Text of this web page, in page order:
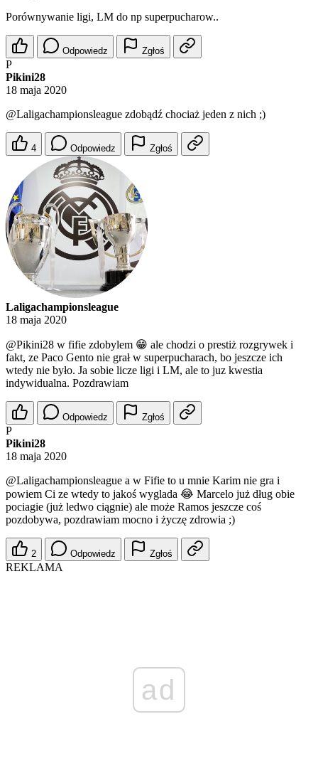
Porównywanie ligi, LM do np superpucharow..
Odpowiedz Zgłoś
P
Pikini28
18 maja 2020
@Laligachampionsleague zdobądź chociaż jeden z nich ;)
4 Odpowiedz Zgłoś
Laligachampionsleague
18 maja 2020
@Pikini28 w fifie zdobylem 😁 ale chodzi o prestiż rozgrywek i
fakt, ze Paco Gento nie grał w superpucharach, bo jeszcze ich
wtedy nie było. Ja sobie licze ligi i LM, ale to juz kwestia
indywidualna. Pozdrawiam
Odpowiedz Zgłoś
P
Pikini28
18 maja 2020
@Laligachampionsleague a w Fifie to u mnie Karim nie gra i
powiem Ci ze wtedy to jakoś wyglada 😂 Marcelo już dług obie
pociagie (już ledwo ciągnie) ale może Ramos jeszcze coś
pozdobywa, pozdrawiam mocno i życzę zdrowia ;)
2 Odpowiedz Zgłoś
REKLAMA
ad